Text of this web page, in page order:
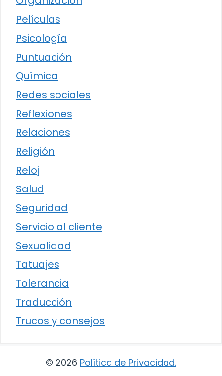
Películas
Psicología
Puntuación
Química
Redes sociales
Reflexiones
Relaciones
Religión
Reloj
Salud
Seguridad
Servicio al cliente
Sexualidad
Tatuajes
Tolerancia
Traducción
Trucos y consejos
© 2026 Política de Privacidad.